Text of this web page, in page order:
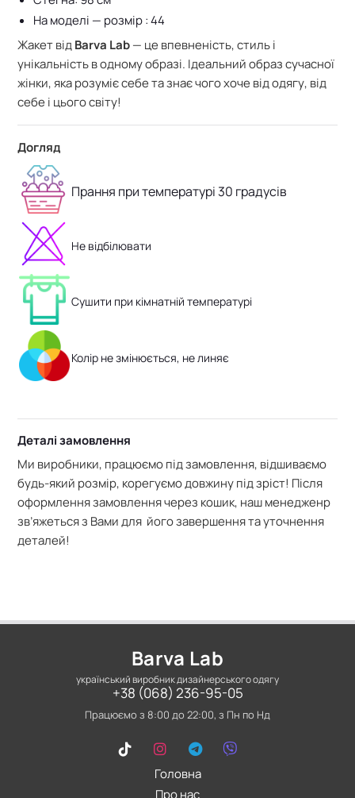
На моделі — розмір : 44
Жакет відBarva Lab— це впевненість, стиль і
унікальність в одному образі. Ідеальний образ сучасної
жінки, яка розуміє себе та знає чого хоче від одягу, від
себе і цього світу!
Догляд
Прання при температурі 30 градусів
Не відбілювати
Сушити при кімнатній температурі
Колір не змінюється, не линяє
Деталі замовлення
Ми виробники, працюємо під замовлення, відшиваємо
будь-який розмір, корегуємо довжину під зріст! Після
оформлення замовлення через кошик, наш менедженр
зв’яжеться з Вами для його завершення та уточнення
деталей!
Barva Lab
український виробник дизайнерського одягу
Головна
Про нас
+38 (068) 236-95-05
Працюємо з 8:00 до 22:00, з Пн по Нд